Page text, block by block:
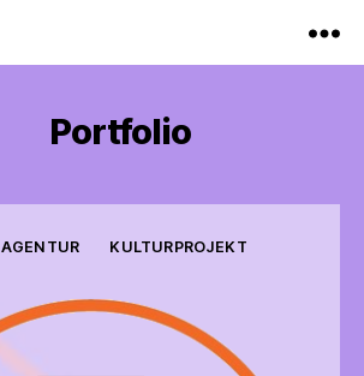
Portfolio
AGENTUR KULTURPROJEKT